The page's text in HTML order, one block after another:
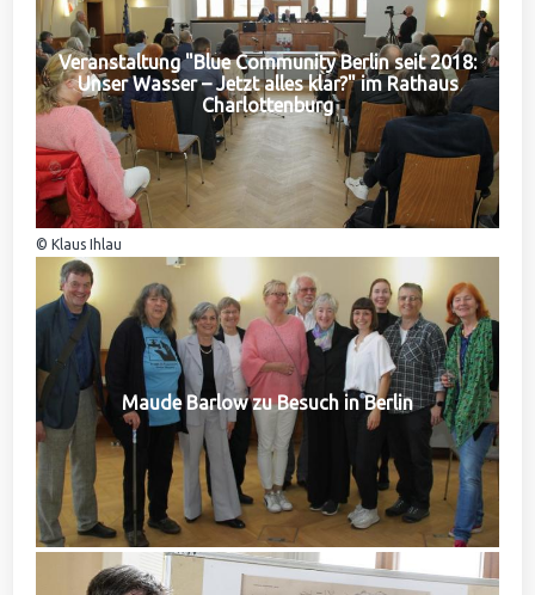
Veranstaltung "Blue Community Berlin seit 2018:
Unser Wasser – Jetzt alles klar?" im Rathaus
Charlottenburg
© Klaus Ihlau
Maude Barlow zu Besuch in Berlin